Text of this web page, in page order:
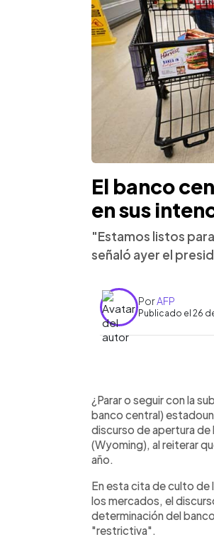
El banco
en sus
"Estamos listos
señaló ayer el
PorAFP
Publicado el 26
Escuchar
¿Parar o seguir con la
banco central)
discurso de apertura de
(Wyoming), al reiterar
año.
En esta cita de culto de
los mercados, el
determinación del
"restrictiva".